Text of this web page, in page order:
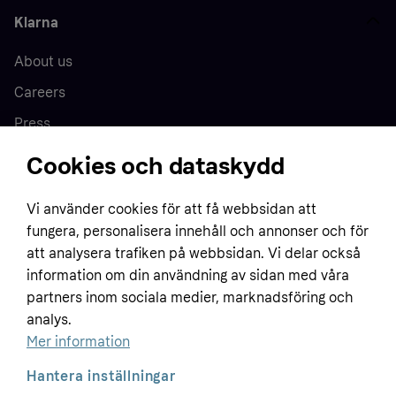
Klarna
About us
Careers
Press
Customer service
Terms & conditions
Privacy policy
Tracking technology notice
Business
Sell with Klarna
Contact us
Global
Cookies och dataskydd
Vi använder cookies för att få webbsidan att
fungera, personalisera innehåll och annonser och för
att analysera trafiken på webbsidan. Vi delar också
information om din användning av sidan med våra
partners inom sociala medier, marknadsföring och
analys.
Mer information
Hantera inställningar